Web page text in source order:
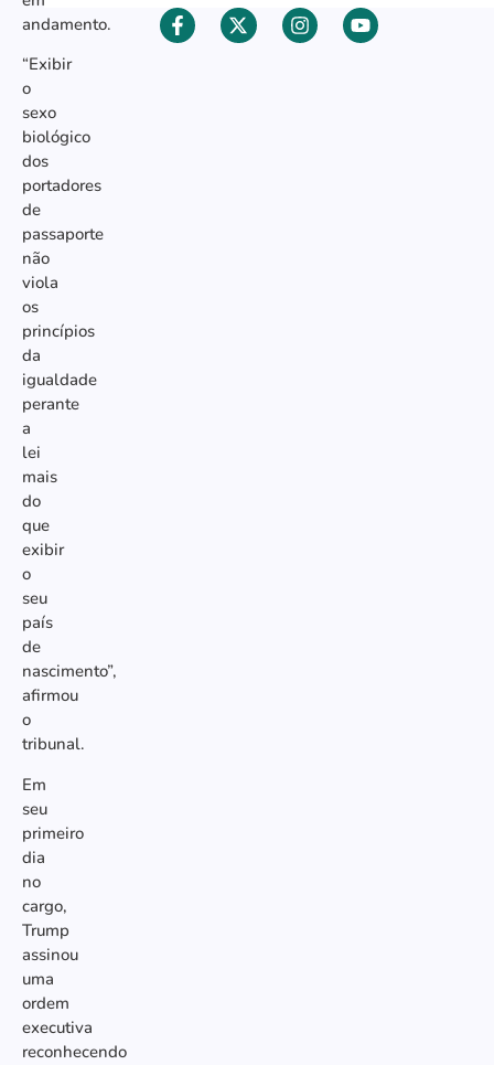
andamento.
“Exibir
o
sexo
biológico
dos
portadores
de
passaporte
não
viola
os
princípios
da
igualdade
perante
a
lei
mais
do
que
exibir
o
seu
país
de
nascimento”,
afirmou
o
tribunal.
Em
seu
primeiro
dia
no
cargo,
Trump
assinou
uma
ordem
executiva
reconhecendo